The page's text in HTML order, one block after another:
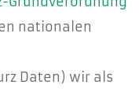
nationalen
Daten) wir als